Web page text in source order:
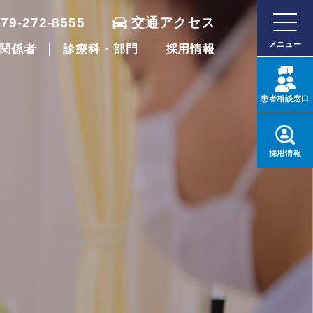
272-8555 交通アクセス
係者 診療科・部門 採用情報 メニュー
患者相談窓口
採用情報